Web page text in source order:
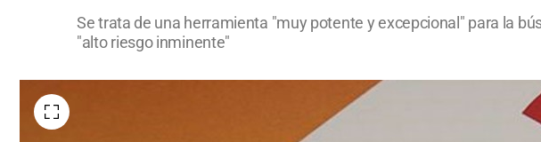
Se trata de una herramienta "muy potente y excepcional" para la
"alto riesgo inminente"